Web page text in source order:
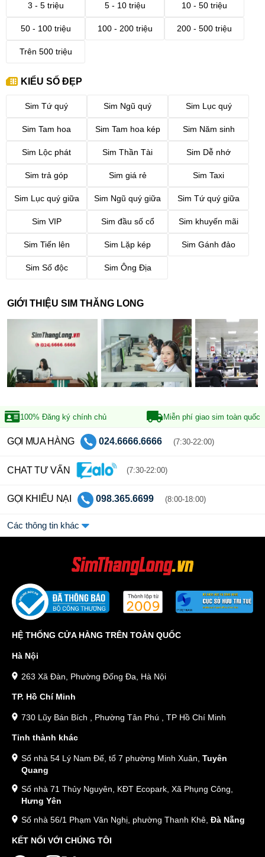
3 - 5 triệu 5 - 10 triệu 10 - 50 triệu
50 - 100 triệu 100 - 200 triệu 200 - 500 triệu
Trên 500 triệu
KIỂU SỐ ĐẸP
Sim Tứ quý Sim Ngũ quý Sim Lục quý
Sim Tam hoa Sim Tam hoa kép Sim Năm sinh
Sim Lộc phát Sim Thần Tài Sim Dễ nhớ
Sim trả góp Sim giá rẻ Sim Taxi
Sim Lục quý giữa Sim Ngũ quý giữa Sim Tứ quý giữa
Sim VIP Sim đầu số cổ Sim khuyến mãi
Sim Tiến lên Sim Lặp kép Sim Gánh đảo
Sim Số độc Sim Ông Địa
GIỚI THIỆU SIM THĂNG LONG
100% Đăng ký chính chủ Miễn phí giao sim toàn quốc
GỌI MUA HÀNG 024.6666.6666 (7:30-22:00)
CHAT TƯ VẤN (7:30-22:00)
GỌI KHIẾU NẠI 098.365.6699 (8:00-18:00)
Các thông tin khác
HỆ THỐNG CỬA HÀNG TRÊN TOÀN QUỐC
Hà Nội
263 Xã Đàn, Phường Đống Đa, Hà Nội
TP. Hồ Chí Minh
730 Lũy Bán Bích , Phường Tân Phú , TP Hồ Chí Minh
Tỉnh thành khác
Số nhà 54 Lý Nam Đế, tổ 7 phường Minh Xuân, Tuyên
Quang
Số nhà 71 Thủy Nguyên, KĐT Ecopark, Xã Phụng Công,
Hưng Yên
Số nhà 56/1 Phạm Văn Nghị, phường Thanh Khê, Đà Nẵng
KẾT NỐI VỚI CHÚNG TÔI